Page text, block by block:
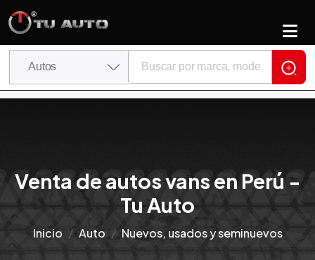
Venta de autos vans en Perú -
Tu Auto
Inicio Auto Nuevos, usados y seminuevos